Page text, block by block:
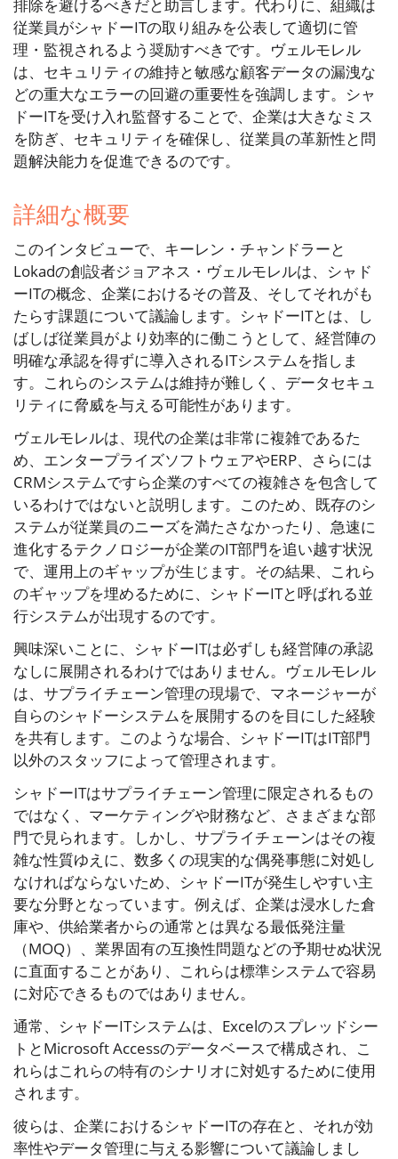
排除を避けるべきだと助言します。代わりに、組織は
従業員がシャドーITの取り組みを公表して適切に管
理・監視されるよう奨励すべきです。ヴェルモレル
は、セキュリティの維持と敏感な顧客データの漏洩な
どの重大なエラーの回避の重要性を強調します。シャ
ドーITを受け入れ監督することで、企業は大きなミス
を防ぎ、セキュリティを確保し、従業員の革新性と問
題解決能力を促進できるのです。
詳細な概要
このインタビューで、キーレン・チャンドラーと
Lokadの創設者ジョアネス・ヴェルモレルは、シャド
ーITの概念、企業におけるその普及、そしてそれがも
たらす課題について議論します。シャドーITとは、し
ばしば従業員がより効率的に働こうとして、経営陣の
明確な承認を得ずに導入されるITシステムを指しま
す。これらのシステムは維持が難しく、データセキュ
リティに脅威を与える可能性があります。
ヴェルモレルは、現代の企業は非常に複雑であるた
め、エンタープライズソフトウェアやERP、さらには
CRMシステムですら企業のすべての複雑さを包含して
いるわけではないと説明します。このため、既存のシ
ステムが従業員のニーズを満たさなかったり、急速に
進化するテクノロジーが企業のIT部門を追い越す状況
で、運用上のギャップが生じます。その結果、これら
のギャップを埋めるために、シャドーITと呼ばれる並
行システムが出現するのです。
興味深いことに、シャドーITは必ずしも経営陣の承認
なしに展開されるわけではありません。ヴェルモレル
は、サプライチェーン管理の現場で、マネージャーが
自らのシャドーシステムを展開するのを目にした経験
を共有します。このような場合、シャドーITはIT部門
以外のスタッフによって管理されます。
シャドーITはサプライチェーン管理に限定されるもの
ではなく、マーケティングや財務など、さまざまな部
門で見られます。しかし、サプライチェーンはその複
雑な性質ゆえに、数多くの現実的な偶発事態に対処し
なければならないため、シャドーITが発生しやすい主
要な分野となっています。例えば、企業は浸水した倉
庫や、供給業者からの通常とは異なる最低発注量
（MOQ）、業界固有の互換性問題などの予期せぬ状況
に直面することがあり、これらは標準システムで容易
に対応できるものではありません。
通常、シャドーITシステムは、Excelのスプレッドシー
トとMicrosoft Accessのデータベースで構成され、こ
れらはこれらの特有のシナリオに対処するために使用
されます。
彼らは、企業におけるシャドーITの存在と、それが効
率性やデータ管理に与える影響について議論しまし